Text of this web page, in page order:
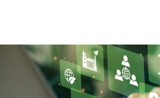
ESG Audit & Assurance